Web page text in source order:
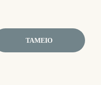
ΤΑΜΕΊΟ